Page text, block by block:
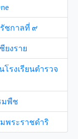
ชกาลที่ ๙
ยงราย
รงเรียนตำรวจ
มพืช
พระราชดำริ